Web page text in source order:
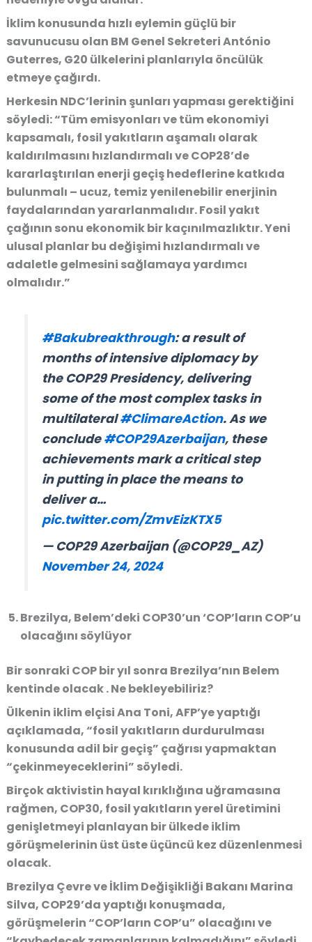
İklim konusunda hızlı eylemin güçlü bir
savunucusu olan BM Genel Sekreteri António
Guterres, G20 ülkelerini planlarıyla öncülük
etmeye çağırdı.
Herkesin NDC’lerinin şunları yapması gerektiğini
söyledi: “Tüm emisyonları ve tüm ekonomiyi
kapsamalı, fosil yakıtların aşamalı olarak
kaldırılmasını hızlandırmalı ve COP28’de
kararlaştırılan enerji geçiş hedeflerine katkıda
bulunmalı – ucuz, temiz yenilenebilir enerjinin
faydalarından yararlanmalıdır. Fosil yakıt
çağının sonu ekonomik bir kaçınılmazlıktır. Yeni
ulusal planlar bu değişimi hızlandırmalı ve
adaletle gelmesini sağlamaya yardımcı
olmalıdır.”
#Bakubreakthrough: a result of
months of intensive diplomacy by
the COP29 Presidency, delivering
some of the most complex tasks in
multilateral#ClimareAction. As we
conclude#COP29Azerbaijan, these
achievements mark a critical step
in putting in place the means to
deliver a…
pic.twitter.com/ZmvEizKTX5
— COP29 Azerbaijan (@COP29_AZ)
November 24, 2024
Brezilya, Belem’deki COP30’un ‘COP’ların COP’u
olacağını söylüyor
Bir sonraki COP bir yıl sonra Brezilya’nın Belem
kentinde olacak . Ne bekleyebiliriz?
Ülkenin iklim elçisi Ana Toni, AFP’ye yaptığı
açıklamada, “fosil yakıtların durdurulması
konusunda adil bir geçiş” çağrısı yapmaktan
“çekinmeyeceklerini” söyledi.
Birçok aktivistin hayal kırıklığına uğramasına
rağmen, COP30, fosil yakıtların yerel üretimini
genişletmeyi planlayan bir ülkede iklim
görüşmelerinin üst üste üçüncü kez düzenlenmesi
olacak.
Brezilya Çevre ve İklim Değişikliği Bakanı Marina
Silva, COP29’da yaptığı konuşmada,
görüşmelerin “COP’ların COP’u” olacağını ve